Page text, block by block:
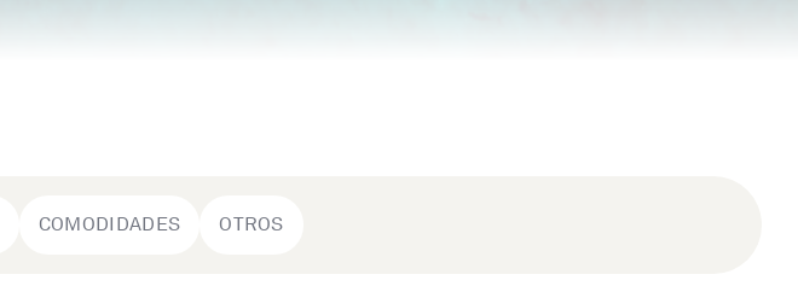
COMODIDADES OTROS